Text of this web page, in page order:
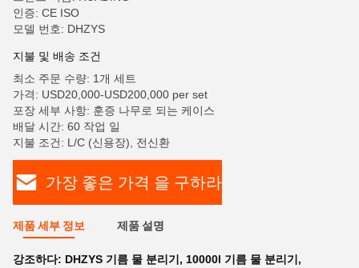
인증: CE ISO
모델 번호: DHZYS
지불 및 배송 조건
최소 주문 수량: 1개 세트
가격: USD20,000-USD200,000 per set
포장 세부 사항: 훈증 나무로 되는 케이스
배달 시간: 60 작업 일
지불 조건: L/C (신용장), 전신환
가장 좋은 가격 을 구하라
제품 세부 정보 제품 설명
강조하다: DHZYS 기름 물 분리기 , 10000l 기름 물 분리기 ,